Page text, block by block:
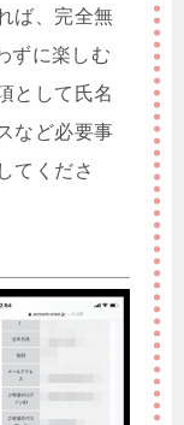
ば、完全無
ずに楽しむ
として氏名
など必要事
てくださ